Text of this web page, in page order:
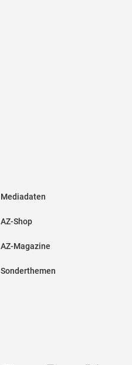
Mediadaten
AZ-Shop
AZ-Magazine
Sonderthemen